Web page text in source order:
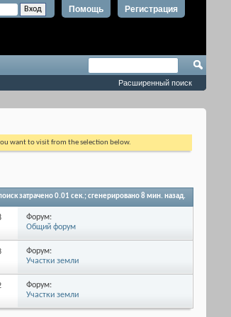
Регистрация
Помощь
Расширенный поиск
want to visit from the selection below.
затрачено0.01 сек.; сгенерировано 8 мин. назад.
Форум:
Общий форум
Форум:
Участки земли
Форум:
Участки земли